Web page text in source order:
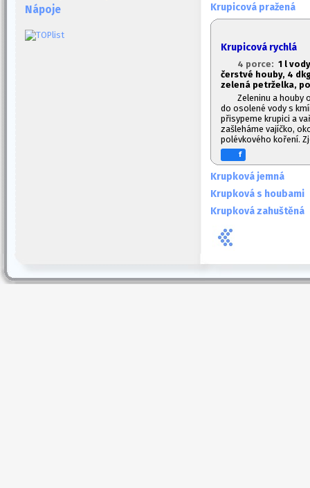
Nápoje
Krupicová pražená
Krupicová rychlá
4 porce: 1 l
čerstvé houby, 4
zelená petrželka,
Zeleninu a houby
do osolené vody s
přisypeme krupici a
zašleháme vajíčko,
polévkového koření.
f
Krupková jemná
Krupková s houbami
Krupková zahuštěná